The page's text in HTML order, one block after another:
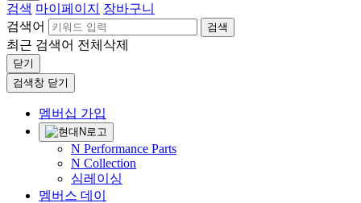
검색 마이페이지
장바구니
검색어
검색
최근 검색어 전체삭제
닫기
검색창 닫기
멤버십 가입
N Performance Parts
N Collection
심레이싱
멤버스 데이